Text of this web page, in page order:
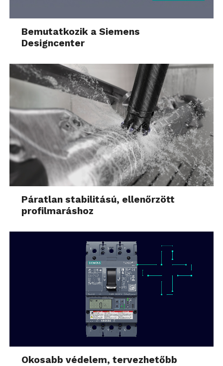
Bemutatkozik a Siemens
Designcenter
Páratlan stabilitású, ellenőrzött
profilmaráshoz
Okosabb védelem, tervezhetőbb